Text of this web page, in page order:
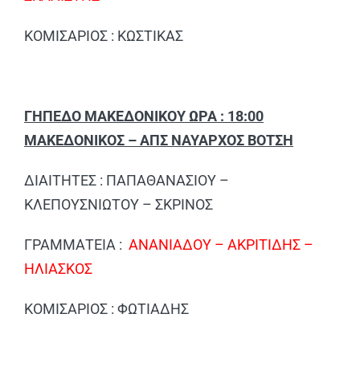
ΚΟΜΙΣΑΡΙΟΣ : ΚΩΣΤΙΚΑΣ
ΓΗΠΕΔΟ ΜΑΚΕΔΟΝΙΚΟΥ ΩΡΑ : 18:00
ΜΑΚΕΔΟΝΙΚΟΣ – ΑΠΣ ΝΑΥΑΡΧΟΣ ΒΟΤΣΗ
ΔΙΑΙΤΗΤΕΣ : ΠΑΠΑΘΑΝΑΣΙΟΥ –
ΚΛΕΠΟΥΣΝΙΩΤΟΥ – ΣΚΡΙΝΟΣ
ΓΡΑΜΜΑΤΕΙΑ : ΑΝΑΝΙΑΔΟΥ – ΑΚΡΙΤΙΔΗΣ –
ΗΛΙΑΣΚΟΣ
ΚΟΜΙΣΑΡΙΟΣ : ΦΩΤΙΑΔΗΣ